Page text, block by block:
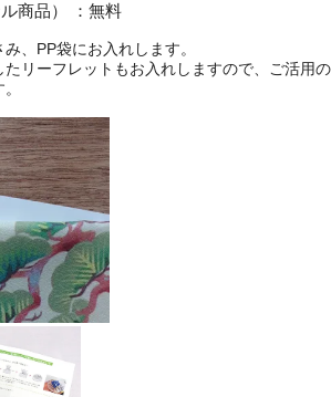
商品） ：無料
、PP袋にお入れします。
リーフレットもお入れしますので、ご活用の